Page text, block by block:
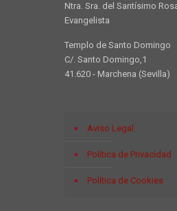
Ntra. Sra. del Santísimo
Evangelista
Templo de Santo Domingo
C/. Santo Domingo,1
41.620 - Marchena (Sevilla)
Aviso Legal
Política de Privacidad
Política de Cookies